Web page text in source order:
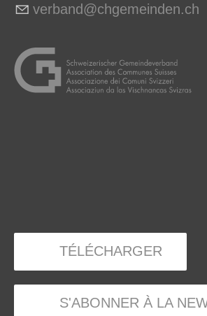
v rb nd chg m nd n ch
TÉLÉCHARGER
S'ABONNER À LA